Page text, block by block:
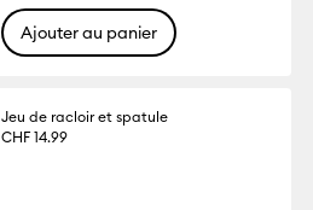
Ajouter au panier
Jeu de racloir et spatule
CHF 14.99